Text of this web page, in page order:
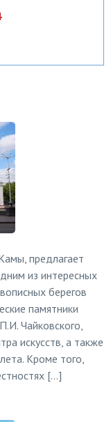
предлагает
из интересных
берегов
памятники
Чайковского,
искусств, а также
Кроме того,
[…]